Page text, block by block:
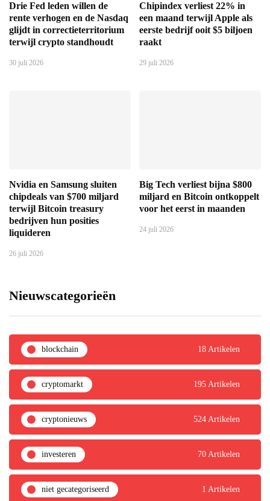
Drie Fed leden willen de
rente verhogen en de Nasdaq
glijdt in correctieterritorium
terwijl crypto standhoudt
30 juli 2026
Chipindex verliest 22% in
een maand terwijl Apple als
eerste bedrijf ooit $5 biljoen
raakt
29 juli 2026
Nvidia en Samsung sluiten
chipdeals van $700 miljard
terwijl Bitcoin treasury
bedrijven hun posities
liquideren
26 juli 2026
Big Tech verliest bijna $800
miljard en Bitcoin ontkoppelt
voor het eerst in maanden
24 juli 2026
Nieuwscategorieën
blockchain 18 Artikelen
cryptomarkt 195 Artikelen
cryptonieuws 524 Artikelen
investeren 70 Artikelen
niet gecategoriseerd 1 Artikelen